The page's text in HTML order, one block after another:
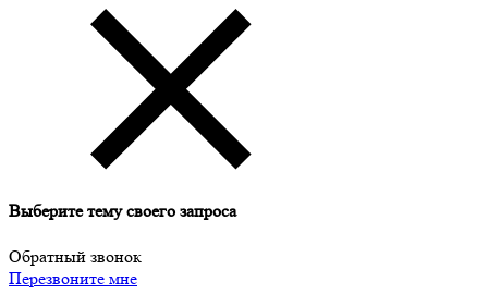
Выберите тему своего запроса
Обратный звонок
Перезвоните мне